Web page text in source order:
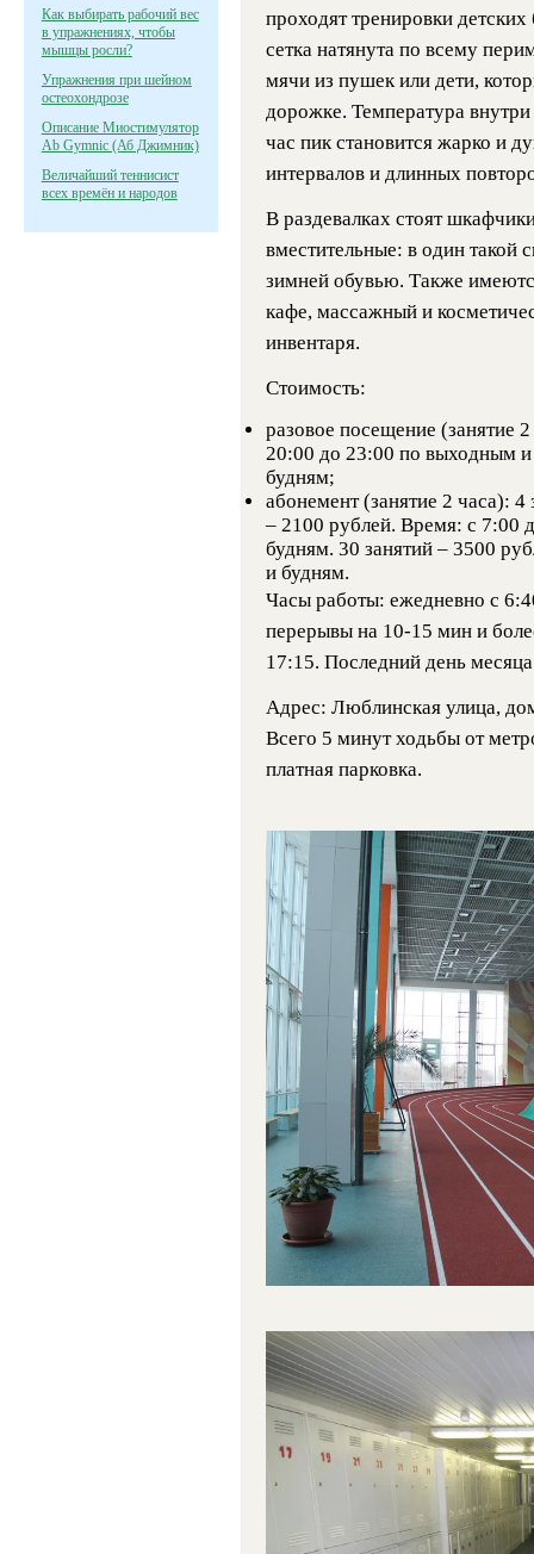
Как выбирать рабочий вес
в упражнениях, чтобы
мышцы росли?
Упражнения при шейном
остеохондрозе
Описание Миостимулятор
Ab Gymnic (Аб Джимник)
Величайший теннисист
всех времён и народов
проходят тренировки
сетка натянута по всему
мячи из пушек или дети,
дорожке. Температура
час пик становится жарко и
интервалов и длинных
В раздевалках стоят
вместительные: в один такой
зимней обувью. Также
кафе, массажный и
инвентаря.
Стоимость:
разовое посещение (занятие
20:00 до 23:00 по выходным
будням;
абонемент (занятие 2 часа):
– 2100 рублей. Время: с 7:00
будням. 30 занятий – 3500
и будням.
Часы работы: ежедневно с
перерывы на 10-15 мин и
17:15. Последний день
Адрес: Люблинская улица,
Всего 5 минут ходьбы от
платная парковка.